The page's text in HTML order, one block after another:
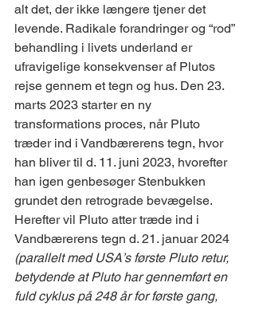
alt det, der ikke længere tjener det
levende. Radikale forandringer og “rod”
behandling i livets underland er
ufravigelige konsekvenser af Plutos
rejse gennem et tegn og hus. Den 23.
marts 2023 starter en ny
transformations proces, når Pluto
træder ind i Vandbærerens tegn, hvor
han bliver til d. 11. juni 2023, hvorefter
han igen genbesøger Stenbukken
grundet den retrograde bevægelse.
Herefter vil Pluto atter træde ind i
Vandbærerens tegn d. 21. januar 2024
(parallelt med USA’s første Pluto retur,
betydende at Pluto har gennemført en
fuld cyklus på 248 år for første gang,